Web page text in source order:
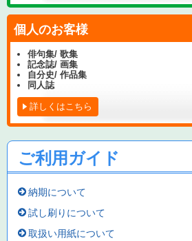
個人のお客様
俳句集/ 歌集
記念誌/ 画集
自分史/ 作品集
同人誌
詳しくはこちら
ご利用ガイド
納期について
試し刷りについて
取扱い用紙について